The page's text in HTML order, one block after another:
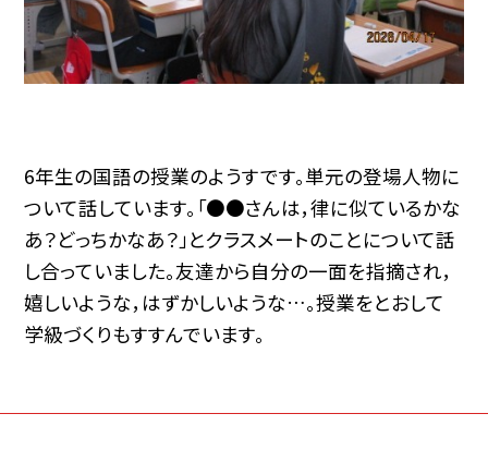
6年生の国語の授業のようすです。単元の登場人物に
ついて話しています。「●●さんは，律に似ているかな
あ？どっちかなあ？」とクラスメートのことについて話
し合っていました。友達から自分の一面を指摘され，
嬉しいような，はずかしいような…。授業をとおして
学級づくりもすすんでいます。